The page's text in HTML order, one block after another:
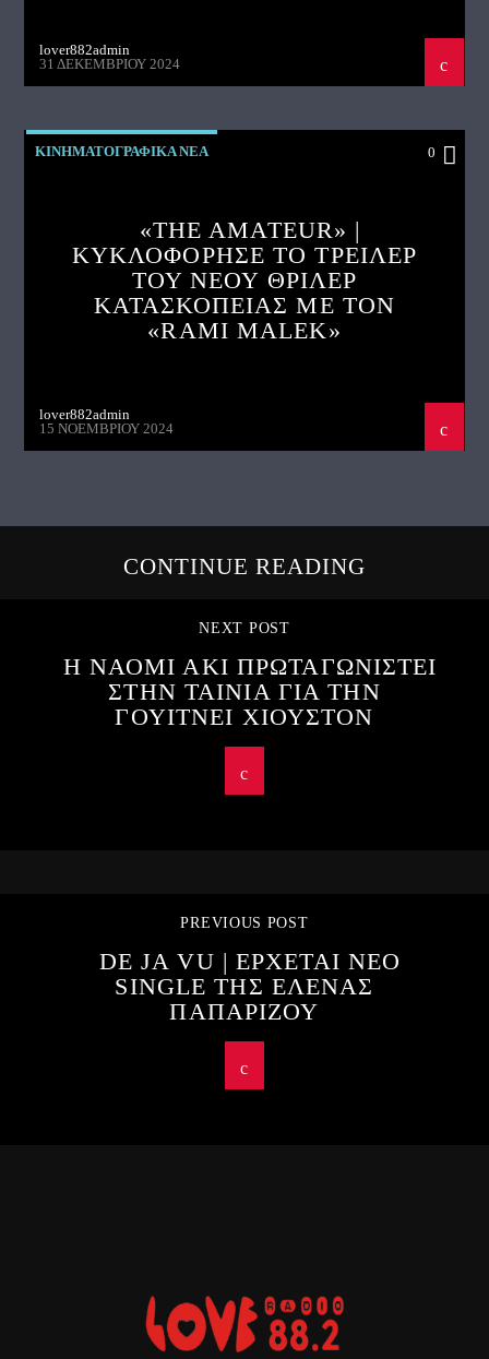
lover882admin
31 ΔΕΚΕΜΒΡΊΟΥ 2024
ΚΙΝΗΜΑΤΟΓΡΑΦΙΚΑ ΝΕΑ 0
«THE AMATEUR» |
ΚΥΚΛΟΦΟΡΗΣΕ ΤΟ ΤΡΕΙΛΕΡ
ΤΟΥ ΝΕΟΥ ΘΡΙΛΕΡ
ΚΑΤΑΣΚΟΠΕΙΑΣ ΜΕ ΤΟΝ
«RAMI MALEK»
lover882admin
15 ΝΟΕΜΒΡΊΟΥ 2024
CONTINUE READING
NEXT POST
Η ΝΑΟΜΙ ΑΚΙ ΠΡΩΤΑΓΩΝΙΣΤΕΙ
ΣΤΗΝ ΤΑΙΝΙΑ ΓΙΑ ΤΗΝ
ΓΟΥΙΤΝΕΙ ΧΙΟΥΣΤΟΝ
PREVIOUS POST
DE JA VU | ΕΡΧΕΤΑΙ ΝΕΟ
SINGLE ΤΗΣ ΕΛΕΝΑΣ
ΠΑΠΑΡΙΖΟΥ